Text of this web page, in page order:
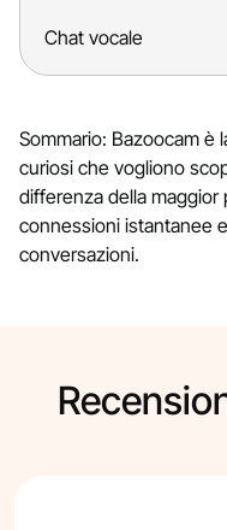
Chat vocale
Sommario: Bazoocam è
curiosi che vogliono
differenza della
connessioni istantanee
conversazioni.